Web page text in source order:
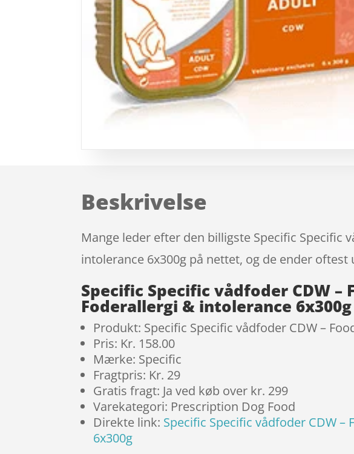
Beskrivelse
Mange leder efter den billigste Specific Specific
intolerance 6x300g på nettet, og de ender
Specific Specific vådfoder CDW
Foderallergi & intolerance
Produkt: Specific Specific vådfoder CDW –
Pris: Kr. 158.00
Mærke: Specific
Fragtpris: Kr. 29
Gratis fragt: Ja ved køb over kr. 299
Varekategori: Prescription Dog Food
Direkte link: Specific Specific vådfoder CDW
6x300g